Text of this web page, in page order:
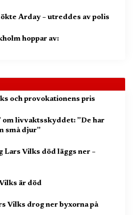
Arday – utreddes av polis
hoppar av:
och provokationens pris
om livvaktsskyddet: ”De har
små djur”
Lars Vilks död läggs ner –
är död
Vilks drog ner byxorna på